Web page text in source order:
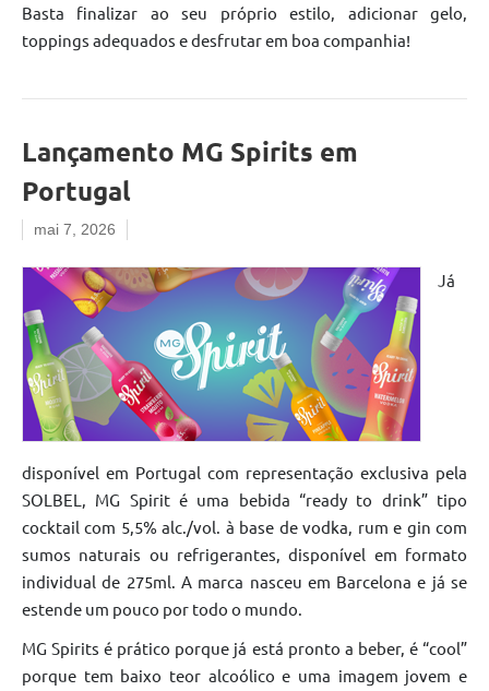
Basta finalizar ao seu próprio estilo, adicionar gelo,
toppings adequados e desfrutar em boa companhia!
Lançamento MG Spirits em
Portugal
mai 7, 2026
Já
disponível em Portugal com representação exclusiva pela
SOLBEL, MG Spirit é uma bebida “ready to drink” tipo
cocktail com 5,5% alc./vol. à base de vodka, rum e gin com
sumos naturais ou refrigerantes, disponível em formato
individual de 275ml. A marca nasceu em Barcelona e já se
estende um pouco por todo o mundo.
MG Spirits é prático porque já está pronto a beber, é “cool”
porque tem baixo teor alcoólico e uma imagem jovem e